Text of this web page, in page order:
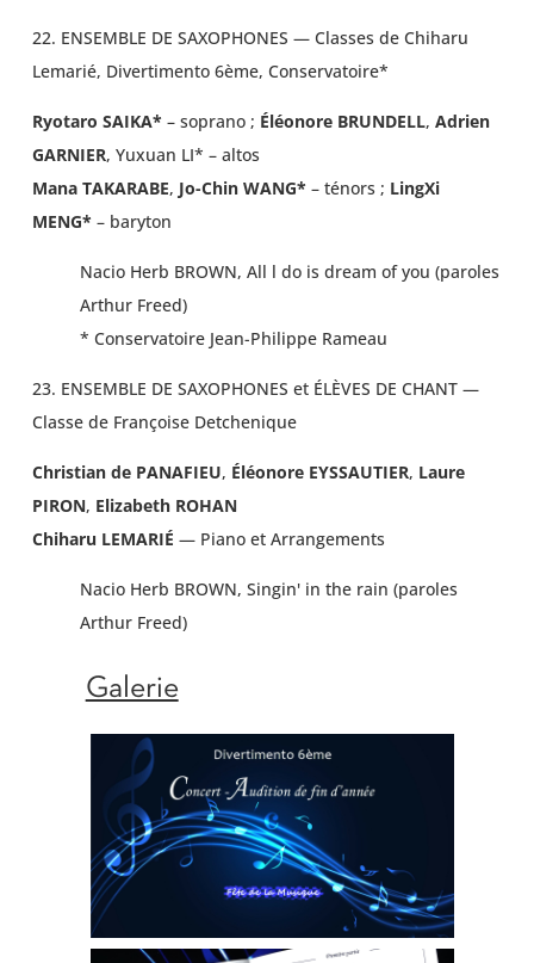
22. ENSEMBLE DE SAXOPHONES — Classes de Chiharu
Lemarié, Divertimento 6ème, Conservatoire*
Ryotaro SAIKA*– soprano ; Éléonore BRUNDELL, Adrien
GARNIER, Yuxuan LI* – altos
Mana TAKARABE, Jo-Chin WANG*– ténors ; LingXi
MENG*– baryton
Nacio Herb BROWN, All l do is dream of you (paroles
Arthur Freed)
* Conservatoire Jean-Philippe Rameau
23. ENSEMBLE DE SAXOPHONES et ÉLÈVES DE CHANT —
Classe de Françoise Detchenique
Christian de PANAFIEU, Éléonore EYSSAUTIER, Laure
PIRON, Elizabeth ROHAN
Chiharu LEMARIÉ — Piano et Arrangements
Nacio Herb BROWN, Singin' in the rain (paroles
Arthur Freed)
Galerie